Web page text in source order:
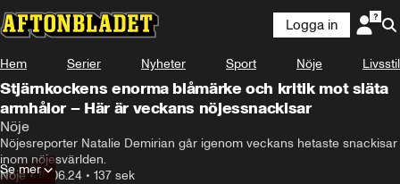
Logga in
Hem Serier Nyheter Sport Nöje Livsstil
Stjärnkockens enorma blåmärke och kritik mot släta
armhålor – Här är veckans nöjessnackisar
Nöje
Nöjesreporter Natalie Demirian går igenom veckans hetaste snackisar
inom nöjesvärlden.
Nöje•18.06.24 • 137 sek
Se mer